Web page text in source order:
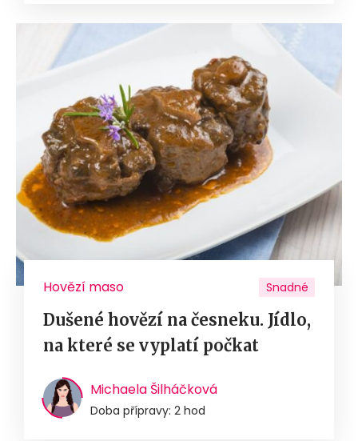
Hovězí maso Snadné
Dušené hovězí na česneku. Jídlo,
na které se vyplatí počkat
Michaela Šilháčková
Doba přípravy: 2 hod